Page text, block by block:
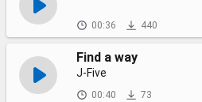
00:36 440
Find a way
J-Five
00:40 73